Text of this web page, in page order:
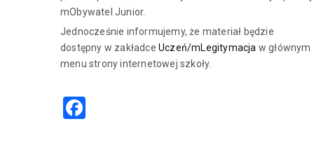
mObywatel Junior.
Jednocześnie informujemy, że materiał będzie
dostępny w zakładce Uczeń/mLegitymacja w głównym
menu strony internetowej szkoły.